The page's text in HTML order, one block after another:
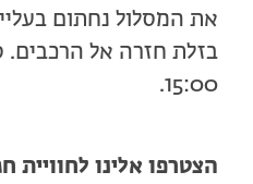
את המסלול נחתום
בזלת חזרה אל
15:00.
הצטרפו אלינו לחוויית